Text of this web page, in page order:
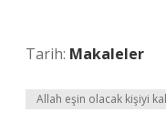
Tarih: Makaleler
Allah eşin olacak kişiyi